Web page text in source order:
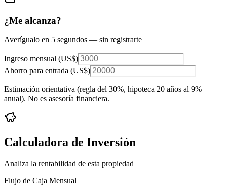
¿Me alcanza?
Averígualo en 5 segundos — sin registrarte
Ingreso mensual (US$)
Ahorro para entrada (US$)
Estimación orientativa (regla del 30%, hipoteca 20 años al 9%
anual). No es asesoría financiera.
Calculadora de Inversión
Analiza la rentabilidad de esta propiedad
Flujo de Caja Mensual